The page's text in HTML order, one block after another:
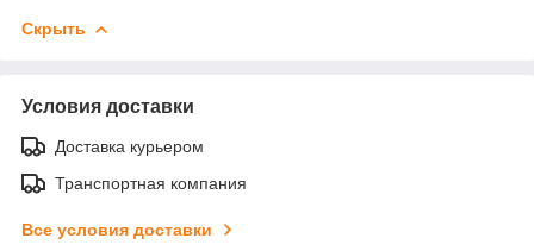
Скрыть
Условия доставки
Доставка курьером
Транспортная компания
Все условия доставки